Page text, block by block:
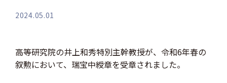
2024.05.01
高等研究院の井上和秀特別主幹教授が、令和6年春の
叙勲において、瑞宝中綬章を受章されました。